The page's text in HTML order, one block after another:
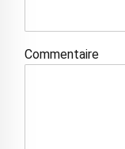
Commentaire